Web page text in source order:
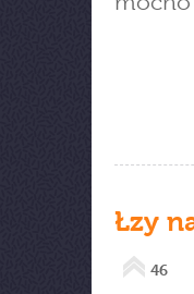
Łzy
46